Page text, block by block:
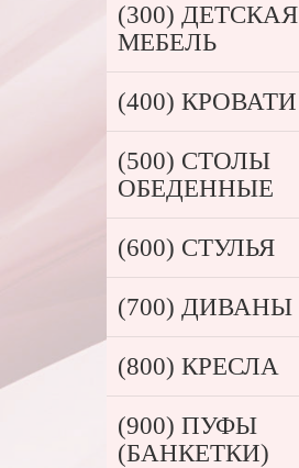
(300) ДЕТСКАЯ
МЕБЕЛЬ
(400) КРОВАТИ
(500) СТОЛЫ
ОБЕДЕННЫЕ
(600) СТУЛЬЯ
(700) ДИВАНЫ
(800) КРЕСЛА
(900) ПУФЫ
(БАНКЕТКИ)